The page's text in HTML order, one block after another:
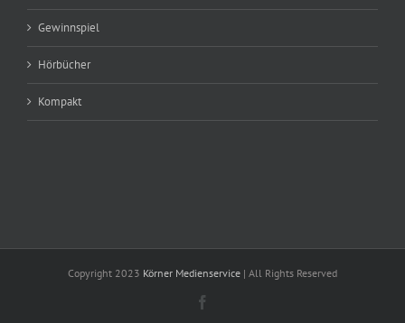
Gewinnspiel
Hörbücher
Kompakt
Copyright 2023 Körner Medienservice | All Rights Reserved